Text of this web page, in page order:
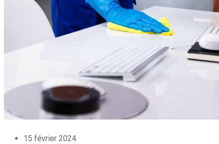
15 février 2024